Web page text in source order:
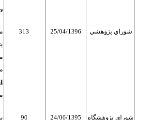
شوراي پژوهشي 25/04/1396
313
شوراي پژوهشگاه 24/06/1395
90